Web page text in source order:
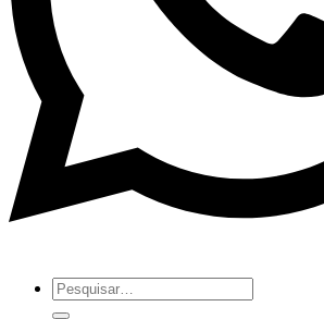
Pesquisar
por: